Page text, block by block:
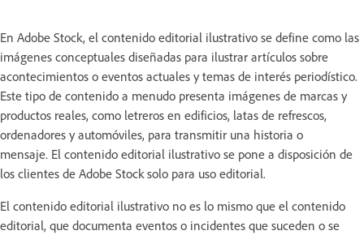
En Adobe Stock, el contenido editorial ilustrativo se define como las
imágenes conceptuales diseñadas para ilustrar artículos sobre
acontecimientos o eventos actuales y temas de interés periodístico.
Este tipo de contenido a menudo presenta imágenes de marcas y
productos reales, como letreros en edificios, latas de refrescos,
ordenadores y automóviles, para transmitir una historia o
mensaje. El contenido editorial ilustrativo se pone a disposición de
los clientes de Adobe Stock solo para uso editorial.
El contenido editorial ilustrativo no es lo mismo que el contenido
editorial, que documenta eventos o incidentes que suceden o se